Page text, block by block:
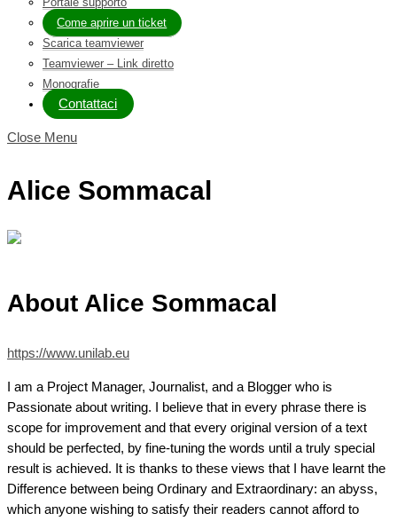
Come aprire un ticket
Scarica teamviewer
Teamviewer – Link diretto
Monografie
Contattaci
Close Menu
Alice Sommacal
About Alice Sommacal
https://www.unilab.eu
I am a Project Manager, Journalist, and a Blogger who is
Passionate about writing. I believe that in every phrase there is
scope for improvement and that every original version of a text
should be perfected, by fine-tuning the words until a truly special
result is achieved. It is thanks to these views that I have learnt the
Difference between being Ordinary and Extraordinary: an abyss,
which anyone wishing to satisfy their readers cannot afford to